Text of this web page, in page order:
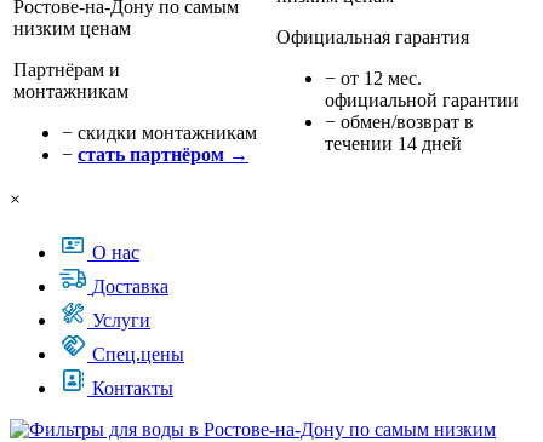
Партнёрам и
монтажникам
− cкидки монтажникам
− стать партнёром →
Официальная гарантия
− от 12 мес.
официальной гарантии
− обмен/возврат в
течении 14 дней
×
О нас
Доставка
Услуги
Спец.цены
Контакты